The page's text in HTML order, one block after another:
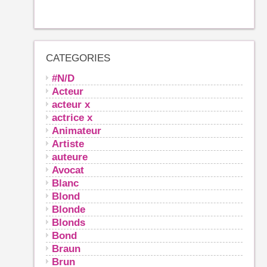
CATEGORIES
#N/D
Acteur
acteur x
actrice x
Animateur
Artiste
auteure
Avocat
Blanc
Blond
Blonde
Blonds
Bond
Braun
Brun